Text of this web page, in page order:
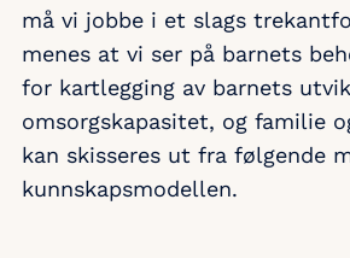
må vi jobbe i et slags
menes at vi ser på barnets
for kartlegging av barnets
omsorgskapasitet, og familie
kan skisseres ut fra følgende
kunnskapsmodellen.